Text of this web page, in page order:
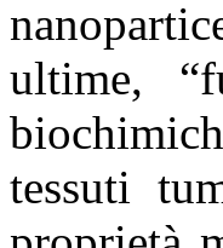
ultime,
tessuti